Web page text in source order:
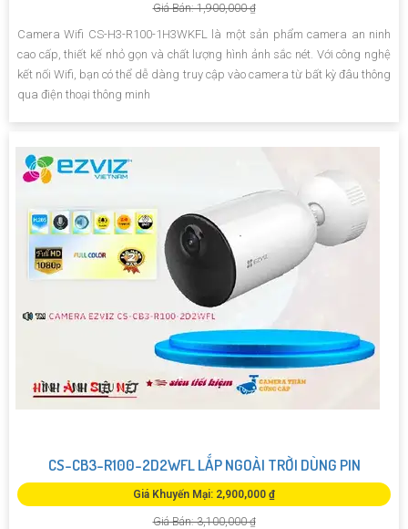
Giá Bán: 1,900,000 ₫
Camera Wifi CS-H3-R100-1H3WKFL là một sản phẩm camera an ninh
cao cấp, thiết kế nhỏ gọn và chất lượng hình ảnh sắc nét. Với công nghệ
kết nối Wifi, bạn có thể dễ dàng truy cập vào camera từ bất kỳ đâu thông
qua điện thoại thông minh
CS-CB3-R100-2D2WFL LẮP NGOÀI TRỜI DÙNG PIN
Giá Khuyến Mại: 2,900,000 ₫
Giá Bán: 3,100,000 ₫